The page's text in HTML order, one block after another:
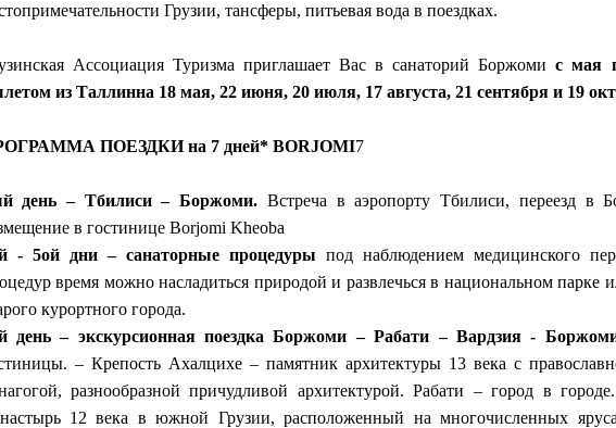
Грузии, тансферы, питьевая вода в поездках.
Ассоциация Туризма приглашает Вас в санаторий Боржоми с мая
из Таллинна 18 мая, 22 июня, 20 июля, 17 августа, 21 сентября и 19
ПОЕЗДКИ на 7 дней* BORJOMI7
день – Тбилиси – Боржоми. Встреча в аэропорту Тбилиси, переезд в
в гостинице Borjomi Kheoba
- 5ой дни – санаторные процедуры под наблюдением медицинского
время можно насладиться природой и развлечься в национальном парке
курортного города.
день – экскурсионная поездка Боржоми – Рабати – Вардзия -
– Крепость Ахалцихе – памятник архитектуры 13 века с
разнообразной причудливой архитектурой. Рабати – город в
12 века в южной Грузии, расположенный на многочисленных